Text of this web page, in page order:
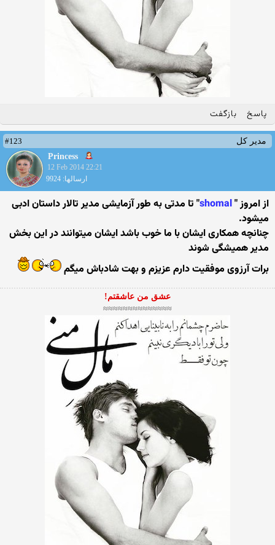
پاسخ بازگفت
مدیر کل
#123
Princess
12 Feb 2014 22:21
ارسالها: 9924
از امروز "
" تا مدتی به طور آزمایشی مدیر تالار داستان ادبی
میشود.
چنانچه همكاری ایشان با ما خوب باشد ایشان میتوانند در این بخش
مدیر همیشگی شوند
برات آرزوی موفقیت دارم عزیزم و بهت شادباش میگم
عشق من عاشقتم!
≈≈≈≈≈≈≈≈≈≈≈≈≈≈